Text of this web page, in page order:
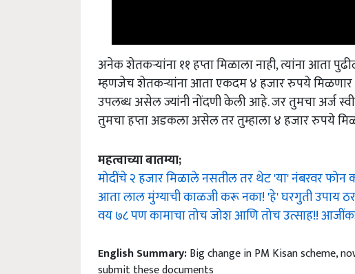
अनेक शेतकऱ्यांना ११ हप्ता मिळाला नाही, त्यांना आता
म्हणजेच शेतकऱ्यांना आता एकदम ४ हजार रुपये मिळणार
उपलब्ध असेल ज्यांनी नोंदणी केली आहे. जर तुमचा अर्ज
तुमचा हप्ता अडकला असेल तर तुम्हाला ४ हजार रुपये
महत्वाच्या बातम्या;
मोदींचे २ हजार मिळाले नसतील तर थेट 'या' नंबरवर
आता लाल मुंग्याची काळजी करू नका! 'हे' घरगुती उपाय
वय ७८ पण कामाचा तोच जोश आणि तोच उत्साह!!
English Summary: Big change in PM Kisan scheme,
submit these documents